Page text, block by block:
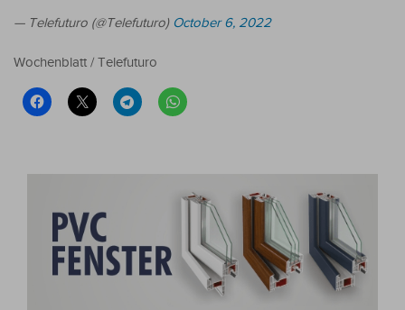
— Telefuturo (@Telefuturo) October 6, 2022
Wochenblatt / Telefuturo